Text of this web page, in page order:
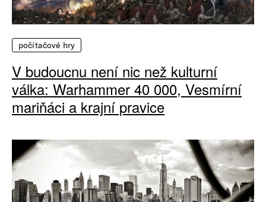
počítačové hry
V budoucnu není nic než kulturní
válka: Warhammer 40 000, Vesmírní
mariňáci a krajní pravice